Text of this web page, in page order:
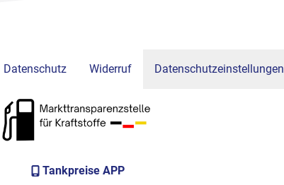
Datenschutz Widerruf Datenschutzeinstellungen
Tankpreise APP